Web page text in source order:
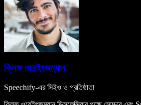
ক্লিফ ওয়েইৎজম্যান
Speechify-এর সিইও ও প্রতিষ্ঠাতা